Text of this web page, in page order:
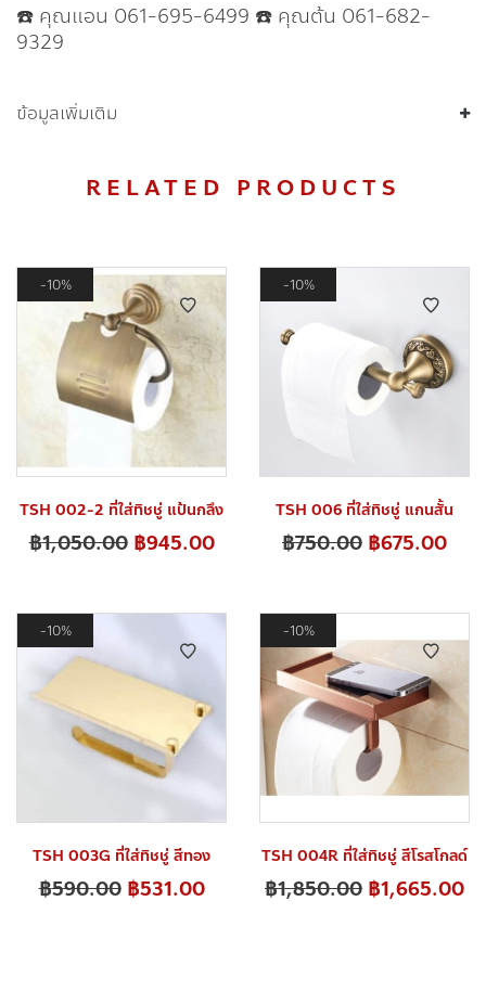
☎️ คุณแอน 061-695-6499 ☎️ คุณต้น 061-682-
9329
ข้อมูลเพิ่มเติม
RELATED PRODUCTS
10%
TSH 002-2 ที่ใส่ทิชชู่ แป้นกลึง
฿1,050.00 ฿945.00
10%
TSH 006 ที่ใส่ทิชชู่ แกนสั้น
฿750.00 ฿675.00
10%
TSH 003G ที่ใส่ทิชชู่ สีทอง
฿590.00 ฿531.00
10%
TSH 004R ที่ใส่ทิชชู่ สีโรสโกลด์
฿1,850.00 ฿1,665.00